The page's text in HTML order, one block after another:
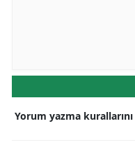
Yorum yazma kurallarını